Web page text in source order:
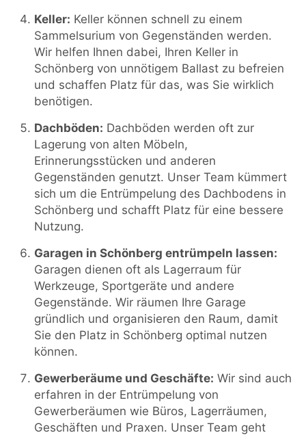
Keller: Keller können schnell zu einem
Sammelsurium von Gegenständen werden.
Wir helfen Ihnen dabei, Ihren Keller in
Schönberg von unnötigem Ballast zu befreien
und schaffen Platz für das, was Sie wirklich
benötigen.
Dachböden: Dachböden werden oft zur
Lagerung von alten Möbeln,
Erinnerungsstücken und anderen
Gegenständen genutzt. Unser Team kümmert
sich um die Entrümpelung des Dachbodens in
Schönberg und schafft Platz für eine bessere
Nutzung.
Garagen in Schönberg entrümpeln lassen:
Garagen dienen oft als Lagerraum für
Werkzeuge, Sportgeräte und andere
Gegenstände. Wir räumen Ihre Garage
gründlich und organisieren den Raum, damit
Sie den Platz in Schönberg optimal nutzen
können.
Gewerberäume und Geschäfte: Wir sind auch
erfahren in der Entrümpelung von
Gewerberäumen wie Büros, Lagerräumen,
Geschäften und Praxen. Unser Team geht